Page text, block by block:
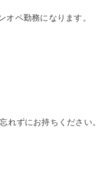
ペ勤務になります。
れずにお持ちください。